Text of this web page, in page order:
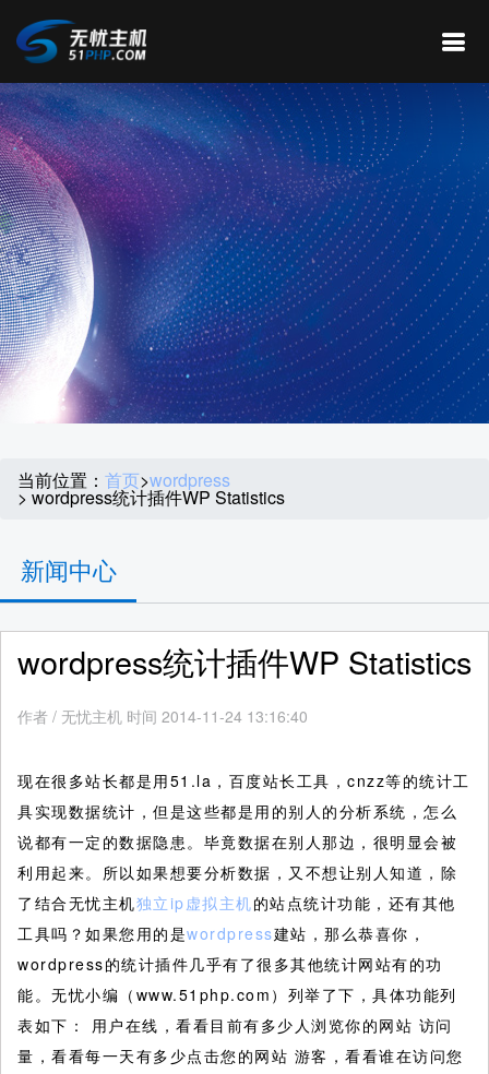
当前位置： 首页>wordpress
> wordpress统计插件WP Statistics
新闻中心
wordpress统计插件WP Statistics
作者 / 无忧主机 时间 2014-11-24 13:16:40
现在很多站长都是用51.la，百度站长工具，cnzz等的统计工
具实现数据统计，但是这些都是用的别人的分析系统，怎么
说都有一定的数据隐患。毕竟数据在别人那边，很明显会被
利用起来。所以如果想要分析数据，又不想让别人知道，除
了结合无忧主机独立ip虚拟主机的站点统计功能，还有其他
工具吗？如果您用的是wordpress建站，那么恭喜你，
wordpress的统计插件几乎有了很多其他统计网站有的功
能。无忧小编（www.51php.com）列举了下，具体功能列
表如下：
用户在线，看看目前有多少人浏览你的网站 访问
量，看看每一天有多少点击您的网站 游客，看看谁在访问您